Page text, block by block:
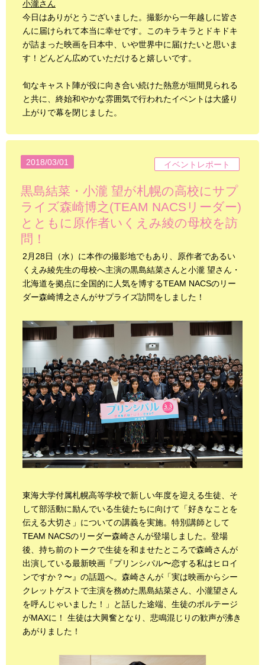
小瀧さん
今日はありがとうございました。撮影から一年越しに皆さ
んに届けられて本当に幸せです。このキラキラとドキドキ
が詰まった映画を日本中、いや世界中に届けたいと思いま
す！どんどん広めていただけると嬉しいです。
旬なキャスト陣が役に向き合い続けた熱意が垣間見られる
と共に、終始和やかな雰囲気で行われたイベントは大盛り
上がりで幕を閉じました。
イベントレポート
2018/03/01
黒島結菜・小瀧 望が札幌の高校にサプ
ライズ森崎博之(TEAM NACSリーダー)
とともに原作者いくえみ綾の母校を訪
問！
2月28日（水）に本作の撮影地でもあり、原作者であるい
くえみ綾先生の母校へ主演の黒島結菜さんと小瀧 望さん・
北海道を拠点に全国的に人気を博するTEAM NACSのリー
ダー森崎博之さんがサプライズ訪問をしました！
東海大学付属札幌高等学校で新しい年度を迎える生徒、そ
して部活動に励んでいる生徒たちに向けて「好きなことを
伝える大切さ」についての講義を実施。特別講師として
TEAM NACSのリーダー森崎さんが登場しました。登場
後、持ち前のトークで生徒を和ませたところで森崎さんが
出演している最新映画『プリンシパル〜恋する私はヒロイ
ンですか？〜』の話題へ。森崎さんが「実は映画からシー
クレットゲストで主演を務めた黒島結菜さん、小瀧望さん
を呼んじゃいました！」と話した途端、生徒のボルテージ
がMAXに！ 生徒は大興奮となり、悲鳴混じりの歓声が沸き
あがりました！